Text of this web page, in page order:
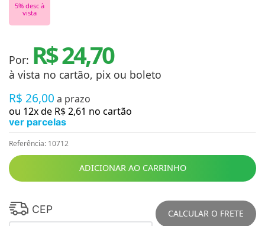
5% desc à
vista
Por: R$ 24,70
à vista no cartão, pix ou boleto
R$ 26,00 a prazo
ou 12x de R$2,61 no cartão
ver parcelas
Referência: 10712
ADICIONAR AO CARRINHO
CEP CALCULAR O FRETE